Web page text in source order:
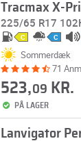
Tracmax X-
225/65 R17
C C
Sommerdæk
71
523,09 KR.
PÅ LAGER
Lanvigator